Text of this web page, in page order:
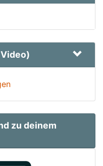
zu deinem